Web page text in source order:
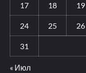
17 18 19
24 25 26
31
« Июл